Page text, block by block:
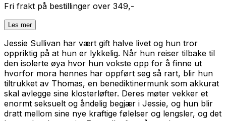
Fri frakt på bestillinger over 349,-
Les mer
Jessie Sullivan har vært gift halve livet og hun tror
oppriktig på at hun er lykkelig. Når hun reiser tilbake til
den isolerte øya hvor hun vokste opp for å finne ut
hvorfor mora hennes har oppført seg så rart, blir hun
tiltrukket av Thomas, en benediktinermunk som akkurat
skal avlegge sine klosterløfter. Deres møter vekker et
enormt seksuelt og åndelig begjær i Jessie, og hun blir
dratt mellom sine nye kraftige følelser og lengsler, og det